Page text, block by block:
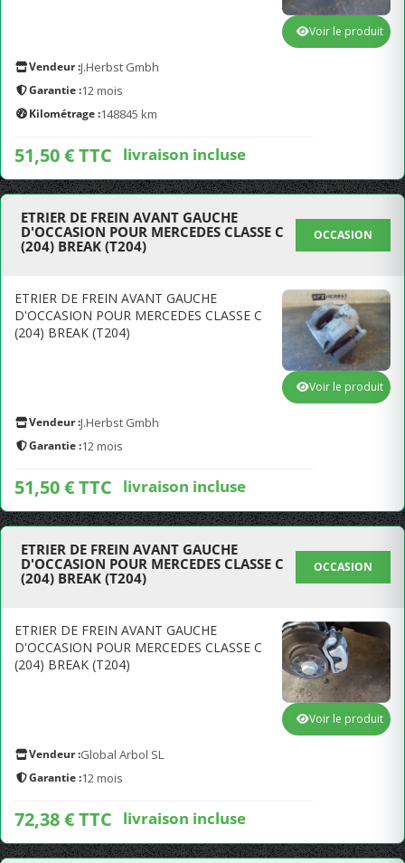
Vendeur :J.Herbst Gmbh
Garantie :12 mois
Kilométrage :148845 km
51,50 € TTC livraison incluse
Voir le produit
ETRIER DE FREIN AVANT GAUCHE
D'OCCASION POUR MERCEDES CLASSE C
(204) BREAK (T204)
OCCASION
ETRIER DE FREIN AVANT GAUCHE
D'OCCASION POUR MERCEDES CLASSE C
(204) BREAK (T204)
Vendeur :J.Herbst Gmbh
Garantie :12 mois
51,50 € TTC livraison incluse
Voir le produit
ETRIER DE FREIN AVANT GAUCHE
D'OCCASION POUR MERCEDES CLASSE C
(204) BREAK (T204)
OCCASION
ETRIER DE FREIN AVANT GAUCHE
D'OCCASION POUR MERCEDES CLASSE C
(204) BREAK (T204)
Vendeur :Global Arbol SL
Garantie :12 mois
72,38 € TTC livraison incluse
Voir le produit